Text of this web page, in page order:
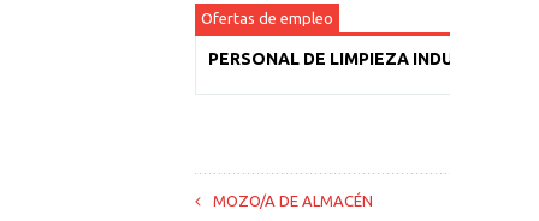
Ofertas de empleo
PERSONAL DE LIMPIEZA INDUSTRIAL
MOZO/A DE ALMACÉN